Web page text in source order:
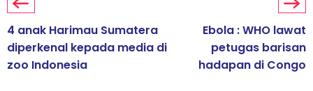
4 anak Harimau Sumatera
diperkenal kepada media di
zoo Indonesia
Ebola : WHO lawat
petugas barisan
hadapan di Congo